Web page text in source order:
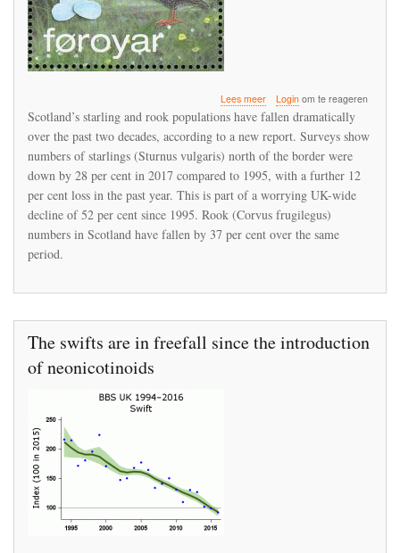
Lees meerover
Starlings
from
Scotland
and
Loginom te reageren
Scotland’s starling and rook populations have fallen dramatically
over the past two decades, according to a new report. Surveys show
numbers of starlings (Sturnus vulgaris) north of the border were
down by 28 per cent in 2017 compared to 1995, with a further 12
per cent loss in the past year. This is part of a worrying UK-wide
decline of 52 per cent since 1995. Rook (Corvus frugilegus)
numbers in Scotland have fallen by 37 per cent over the same
period.
The swifts are in freefall since the introduction
of neonicotinoids